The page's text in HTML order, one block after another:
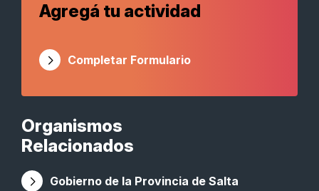
Organismos
Relacionados
Gobierno de la Provincia de Salta
Agregá tu actividad
Completar Formulario